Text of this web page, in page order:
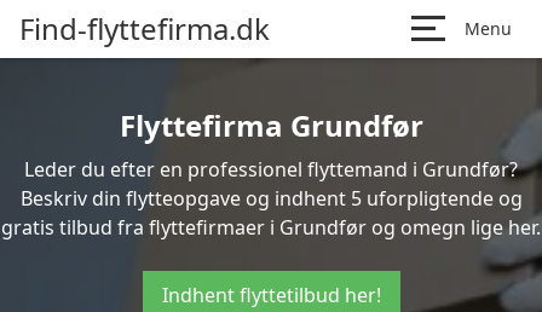
Find-flyttefirma.dk Menu
Flyttefirma Grundfør
Leder du efter en professionel flyttemand i Grundfør?
Beskriv din flytteopgave og indhent 5 uforpligtende og
gratis tilbud fra flyttefirmaer i Grundfør og omegn lige her.
Indhent flyttetilbud her!